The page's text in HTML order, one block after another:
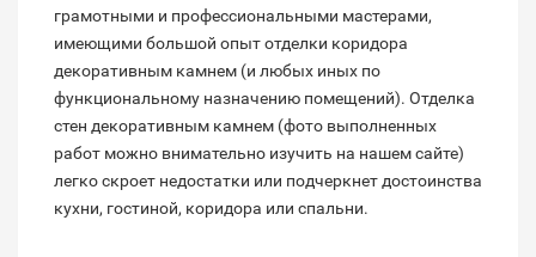
грамотными и профессиональными мастерами,
имеющими большой опыт отделки коридора
декоративным камнем (и любых иных по
функциональному назначению помещений). Отделка
стен декоративным камнем (фото выполненных
работ можно внимательно изучить на нашем сайте)
легко скроет недостатки или подчеркнет достоинства
кухни, гостиной, коридора или спальни.